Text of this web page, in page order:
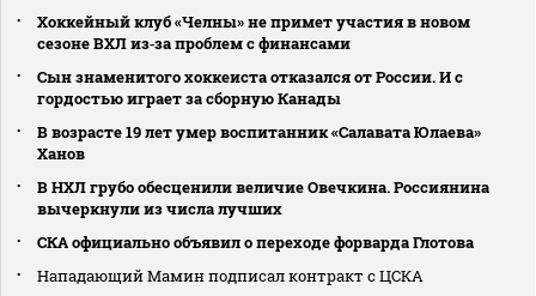
Хоккейный клуб «Челны» не примет участия в новом
сезоне ВХЛ из‑за проблем с финансами
Сын знаменитого хоккеиста отказался от России. И с
гордостью играет за сборную Канады
В возрасте 19 лет умер воспитанник «Салавата Юлаева»
Ханов
В НХЛ грубо обесценили величие Овечкина. Россиянина
вычеркнули из числа лучших
СКА официально объявил о переходе форварда Глотова
Нападающий Мамин подписал контракт с ЦСКА